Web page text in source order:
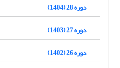
دوره 28 (1404)
دوره 27 (1403)
دوره 26 (1402)